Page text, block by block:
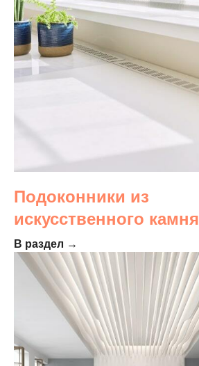
Подоконники из
искусственного камня
В раздел →